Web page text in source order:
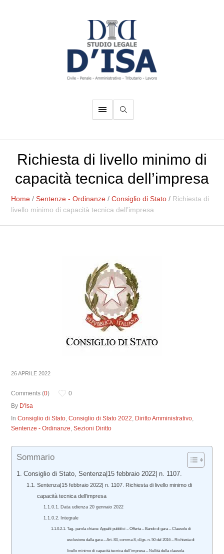
Richiesta di livello minimo di
capacità tecnica dell’impresa
Home /Sentenze - Ordinanze /Consiglio di Stato / Richiesta di
livello minimo di capacità tecnica dell’impresa
26 APRILE 2022
Comments (0)
0
By D'Isa
InConsiglio di Stato,Consiglio di Stato 2022, Diritto Amministrativo,
Sentenze - Ordinanze,Sezioni Diritto
Sommario
Consiglio di Stato, Sentenza|15 febbraio 2022| n. 1107.
Sentenza|15 febbraio 2022| n. 1107. Richiesta di livello minimo di
capacità tecnica dell’impresa
Data udienza 20 gennaio 2022
Integrale
Tag- parola chiave: Appalti pubblici – Offerta – Bando di gara – Clausole di
esclusione dalla gara – Art. 83, comma 8, d.lgs. n. 50 del 2016 – Richiesta di
livello minimo di capacità tecnica dell’impresa – Nullità della clausola